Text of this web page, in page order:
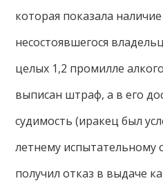
которая показала
несостоявшегося
целых 1,2 промилле
выписан штраф, а в его
судимость (иракец был
летнему испытательному
получил отказ в выдаче